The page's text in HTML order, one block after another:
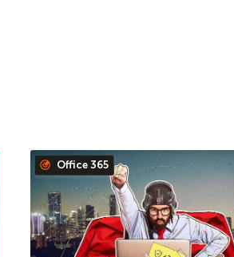
Office 365